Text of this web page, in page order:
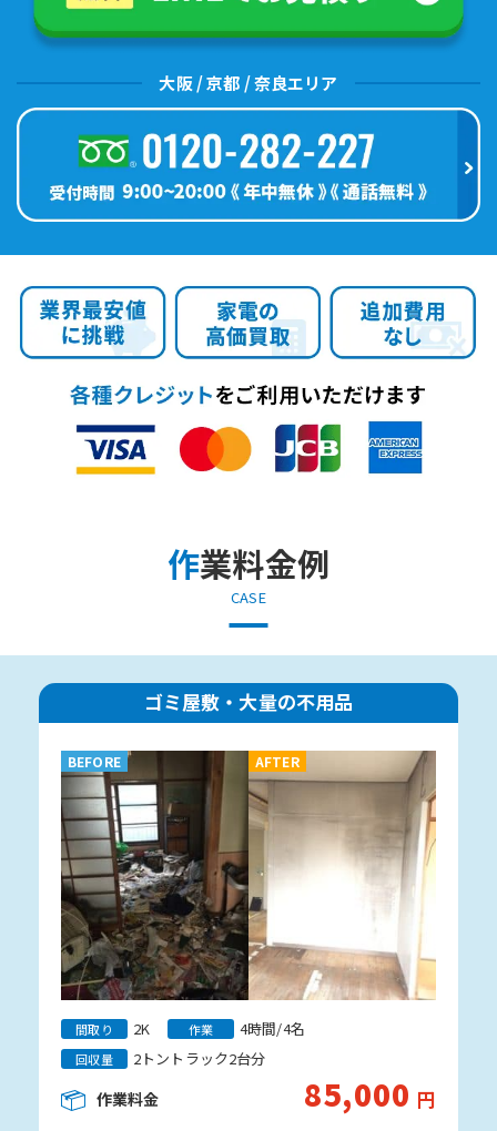
大阪 / 京都 / 奈良エリア
作業料金例
CASE
ゴミ屋敷・大量の不用品
BEFORE AFTER
間取り 2K 作業 4時間/4名
回収量 2トントラック2台分
作業料金 85,000 円